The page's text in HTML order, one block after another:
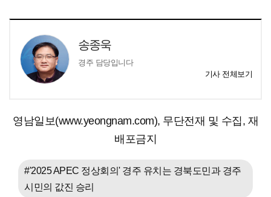
송종욱
경주 담당입니다
기사 전체보기
영남일보(www.yeongnam.com), 무단전재 및 수집, 재
배포금지
#'2025 APEC 정상회의' 경주 유치는 경북도민과 경주
시민의 값진 승리